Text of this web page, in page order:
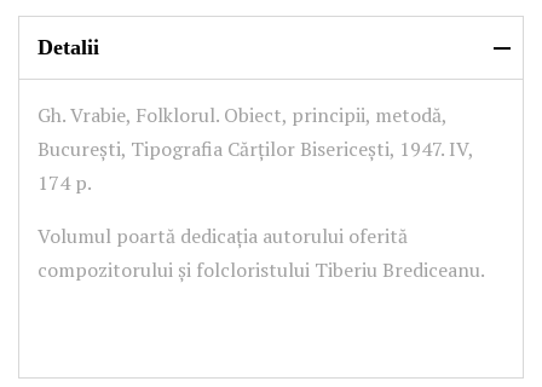
Detalii
Gh. Vrabie, Folklorul. Obiect, principii, metodă,
București, Tipografia Cărților Bisericești, 1947. IV,
174 p.
Volumul poartă dedicația autorului oferită
compozitorului și folcloristului Tiberiu Brediceanu.